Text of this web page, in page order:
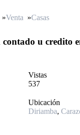
»Venta »Casas
u credito
Vistas
537
Ubicación
Diriamba,